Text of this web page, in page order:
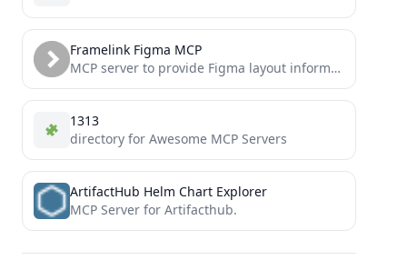
Framelink Figma MCP
MCP server to provide Figma layout information to AI coding agents like Cursor
1313
directory for Awesome MCP Servers
ArtifactHub Helm Chart Explorer
MCP Server for Artifacthub.